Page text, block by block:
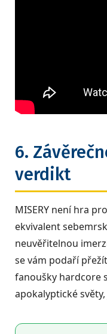
6.
verdikt
MISERY není hra
ekvivalent
neuvěřitelnou
se vám podaří
fanoušky hardcore
apokalyptické